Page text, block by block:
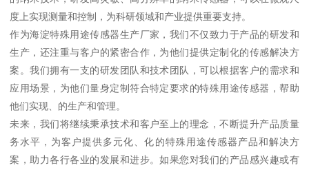
度上实现测量和控制，为科研领域和产业提供重要支持。
作为海淀特殊用途传感器生产厂家，我们不仅致力于产品的研发和
生产，还注重与客户的紧密合作，为他们提供定制化的传感解决方
案。我们拥有一支的研发团队和技术团队，可以根据客户的需求和
应用场景，为他们量身定制符合特定要求的特殊用途传感器，帮助
他们实现、的生产和管理。
未来，我们将继续秉承技术和客户至上的理念，不断提升产品质量
务水平，为客户提供多元化、化的特殊用途传感器产品和解决方
案，助力各行各业的发展和进步。如果您对我们的产品感兴趣或有